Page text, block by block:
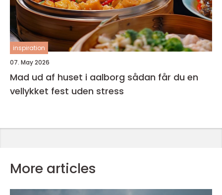
inspiration
07. May 2026
Mad ud af huset i aalborg sådan får du en
vellykket fest uden stress
More articles